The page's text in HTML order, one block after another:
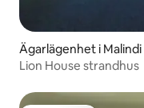
Ägarlägenhet i Malindi
Lion House strandhus